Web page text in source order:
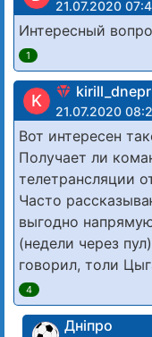
21.07.2020
Интересный
1
K kirill_dnepr
21.07.2020
Вот интересен
Получает ли
телетрансляции
Часто
выгодно
(недели через
говорил, толи
4
Дніпро